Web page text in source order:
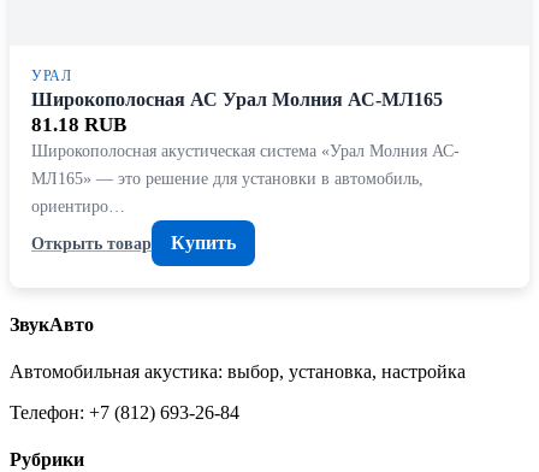
УРАЛ
Широкополосная АС Урал Молния АС-МЛ165
81.18 RUB
Широкополосная акустическая система «Урал Молния АС-
МЛ165» — это решение для установки в автомобиль,
ориентиро…
Открыть товар
Купить
ЗвукАвто
Автомобильная акустика: выбор, установка, настройка
Телефон: +7 (812) 693-26-84
Рубрики